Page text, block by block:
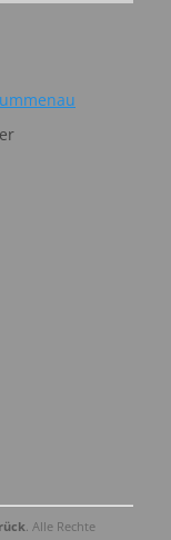
. Alle Rechte